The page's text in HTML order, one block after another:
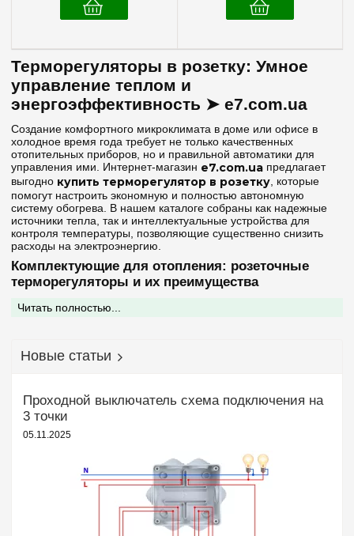
Терморегуляторы в розетку: Умное
управление теплом и
энергоэффективность ➤ e7.com.ua
Создание комфортного микроклимата в доме или офисе в
холодное время года требует не только качественных
отопительных приборов, но и правильной автоматики для
управления ими. Интернет-магазин e7.com.ua предлагает
выгодно купить терморегулятор в розетку , которые
помогут настроить экономную и полностью автономную
систему обогрева. В нашем каталоге собраны как надежные
источники тепла, так и интеллектуальные устройства для
контроля температуры, позволяющие существенно снизить
расходы на электроэнергию.
Комплектующие для отопления: розеточные
терморегуляторы и их преимущества
Эффективность любого электрического обогревателя
(конвектора, инфракрасной панели или масляного радиатора)
практичных решений в этой категории являются
розетку не требует прокладки дополнительных кабелей. Вы
просто включаете прибор в стандартную розетку, а в него —
Точное поддержание климата:
или встроенному датчику температуры устройство
постоянно анализирует состояние воздуха в комнате. Оно
автоматически отключает обогрев при достижении заданного
параметра и включает его снова при остывании помещения.
Программируемые режимы (день/ночь):
модели поддерживают настройку графиков работы.
Например, можно снизить температуру на несколько
Читать полностью...
Новые статьи
Проходной выключатель схема подключения на
3 точки
05.11.2025